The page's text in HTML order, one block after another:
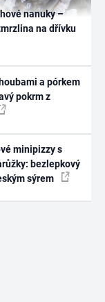
nanuky –
na dřívku
a pórkem
pokrm z
minipizzy s
bezlepkový
sýrem